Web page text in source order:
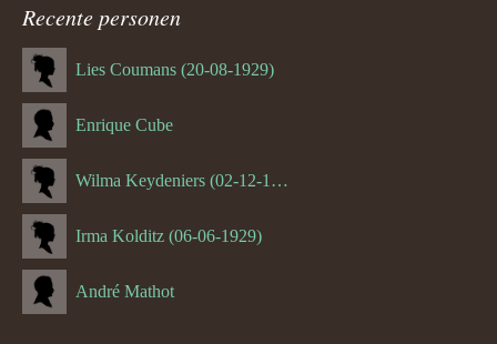
Recente personen
Lies Coumans (20-08-1929)
Enrique Cube
Wilma Keydeniers (02-12-1953)
Irma Kolditz (06-06-1929)
André Mathot